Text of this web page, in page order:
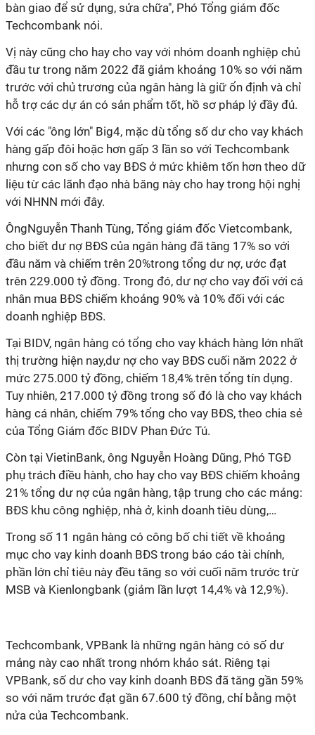
bàn giao để sử dụng, sửa chữa", Phó Tổng giám đốc
Techcombank nói.
Vị này cũng cho hay cho vay với nhóm doanh nghiệp chủ
đầu tư trong năm 2022 đã giảm khoảng 10% so với năm
trước với chủ trương của ngân hàng là giữ ổn định và chỉ
hỗ trợ các dự án có sản phẩm tốt, hồ sơ pháp lý đầy đủ.
Với các "ông lớn" Big4, mặc dù tổng số dư cho vay khách
hàng gấp đôi hoặc hơn gấp 3 lần so với Techcombank
nhưng con số cho vay BĐS ở mức khiêm tốn hơn theo dữ
liệu từ các lãnh đạo nhà băng này cho hay trong hội nghị
với NHNN mới đây.
ÔngNguyễn Thanh Tùng, Tổng giám đốc Vietcombank,
cho biết dư nợ BĐS của ngân hàng đã tăng 17% so với
đầu năm và chiếm trên 20%trong tổng dư nợ, ước đạt
trên 229.000 tỷ đồng. Trong đó, dư nợ cho vay đối với cá
nhân mua BĐS chiếm khoảng 90% và 10% đối với các
doanh nghiệp BĐS.
Tại BIDV, ngân hàng có tổng cho vay khách hàng lớn nhất
thị trường hiện nay,dư nợ cho vay BĐS cuối năm 2022 ở
mức 275.000 tỷ đồng, chiếm 18,4% trên tổng tín dụng.
Tuy nhiên, 217.000 tỷ đồng trong số đó là cho vay khách
hàng cá nhân, chiếm 79% tổng cho vay BĐS, theo chia sẻ
của Tổng Giám đốc BIDV Phan Đức Tú.
Còn tại VietinBank, ông Nguyễn Hoàng Dũng, Phó TGĐ
phụ trách điều hành, cho hay cho vay BĐS chiếm khoảng
21% tổng dư nợ của ngân hàng, tập trung cho các mảng:
BĐS khu công nghiệp, nhà ở, kinh doanh tiêu dùng,…
Trong số 11 ngân hàng có công bố chi tiết về khoảng
mục cho vay kinh doanh BĐS trong báo cáo tài chính,
phần lớn chỉ tiêu này đều tăng so với cuối năm trước trừ
MSB và Kienlongbank (giảm lần lượt 14,4% và 12,9%).
Techcombank, VPBank là những ngân hàng có số dư
mảng này cao nhất trong nhóm khảo sát. Riêng tại
VPBank, số dư cho vay kinh doanh BĐS đã tăng gần 59%
so với năm trước đạt gần 67.600 tỷ đồng, chỉ bằng một
nửa của Techcombank.